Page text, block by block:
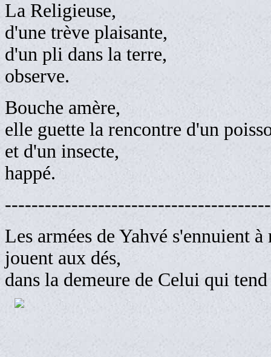
La Religieuse,
d'une trève plaisante,
d'un pli dans la terre,
observe.
Bouche amère,
elle guette la rencontre d'un
et d'un insecte,
happé.
Les armées de Yahvé s'ennuient
jouent aux dés,
dans la demeure de Celui qui